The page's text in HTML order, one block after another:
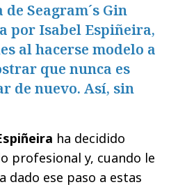
Seagram´s Gin
por Isabel Espiñeira,
al hacerse modelo a
que nunca es
de nuevo. Así, sin
ha decidido
profesional y, cuando le
dado ese paso a estas